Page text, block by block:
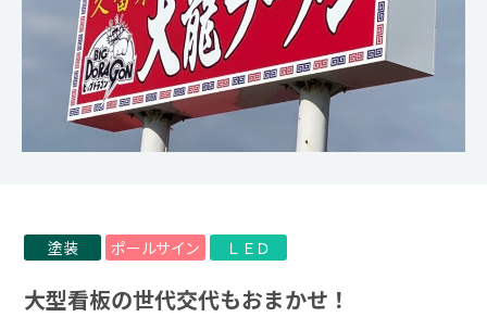
塗装 ポールサイン ＬＥＤ
大型看板の世代交代もおまかせ！